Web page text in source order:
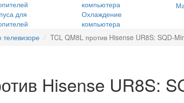
для
Охлаждение
компьютера
телевизоре TCL QM8L против Hisense UR8S: SQD-
Hisense UR8S: